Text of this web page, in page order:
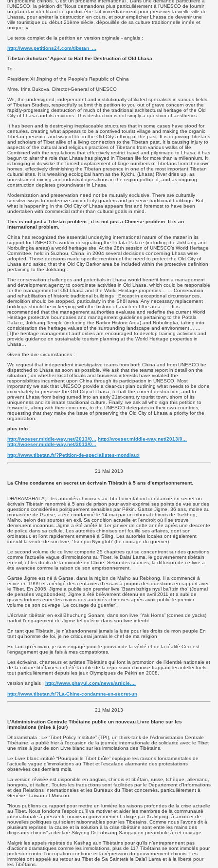
l’UNESCO, la pétition dit “Nous demandons plus particulièrement à l’UNESCO de fournir
un plan clair identifiant ce qui doit être fait immédiatement pour préserver la vieille ville de
Lhassa, pour arrêter la destruction en cours, et pour empêcher Lhassa de devenir une
ville touristique du début 21ème siècle, dépouillée de sa culture traditionnelle innée et
unique. »
Le texte complet de la pétition en version orginale - anglais :
http://www.petitions24.com/tibetan_...
Tibetan Scholars’ Appeal to Halt the Destruction of Old Lhasa
To :
President Xi Jinping of the People’s Republic of China
Mme. Irina Bukova, Director-General of UNESCO
We, the undersigned, independent and institutionally-affiliated specialists in various fields
of Tibetan Studies, respectfully submit this petition to you out of grave concern over the
rapidly-progressing destruction of much of the traditional architectural heritage of the Old
City of Lhasa and its environs. This destruction is not simply a question of aesthetics :
It has been and is destroying irreplaceable structures that in some cases have stood for
centuries, creating what appears to be a contrived tourist village and making the organic
Tibetan presence and way of life in the Old City a thing of the past. It is depriving Tibetans
and scholars of Tibet alike of a living connection to the Tibetan past. It is causing injury to
aspects of the cultural and religious practices of Tibetans from various walks of life.
Combined with the regulations that effectively restrict travel and pilgrimage to Lhasa, it has
begun to alter the role that Lhasa has played in Tibetan life for more than a millennium. It
is bringing in its wake the forced displacement of large numbers of Tibetans from their own
homes, effectively diminishing the Tibetan presence in one of the most important Tibetan
cultural sites. It is wreaking ecological harm as the Kyichu (Lhasa) River dries up, as
unrestrained mining and industrial operations in the region pollute it, and as ongoing
construction depletes groundwater in Lhasa.
Modernization and preservation need not be mutually exclusive. There are culturally
sensitive ways to modernize ancient city quarters and preserve traditional buildings. But
what is happening in the Old City of Lhasa appears first and foremost to have been
undertaken with commercial rather than cultural goals in mind.
This is not just a Tibetan problem ; it is not just a Chinese problem. It is an
international problem.
China has recognized the essential underlying international nature of the matter in its
support for UNESCO’s work in designating the Potala Palace (including the Jokhang and
Norbulingka areas) a world heritage site. At the 28th session of UNESCO’s World Heritage
Committee, held in Suzhou, China, in 2004 several decisions concerning Lhasa were
adopted. Those decisions made specific mention of the need to protect the Old City of
Lhasa and asked that the Old City Barkor area be included within the protective definition
pertaining to the Jokhang :
The conservation challenges and potentials in Lhasa would benefit from a management
and development agency to coordinate activities in Old Lhasa, which could be responsible
for the management of Old Lhasa and the World Heritage properties… … Conservation
and rehabilitation of historic traditional buildings : Except in exceptional circumstances,
demolition should be stopped, particularly in the Shöl area. Any necessary replacement
buildings should be in keeping with the historic character of the area… …It is
recommended that the management authorities evaluate and redefine the current World
Heritage protective boundaries and management guidelines pertaining to the Potala
Palace, Jokhang Temple (including the Barkor Historic Area) and Nobulingka, taking into
consideration the heritage values of the surrounding landscape and environment… …
[T]he heritage management authorities are encouraged to develop training activities and
provide guidance on sustainable tourism planning at the World Heritage properties in
Lhasa…
Given the dire circumstances :
We request that independent investigative teams from both China and from UNESCO be
dispatched to Lhasa as soon as possible. We ask that the teams report in detail on the
situation ; on whether local officials and business interests have violated the
responsibilities incumbent upon China through its participation in UNESCO. Most
importantly we ask that UNESCO provide a clear-cut plan outlining what needs to be done
immediately to preserve the Old City of Lhasa, to halt the current destruction, and to
prevent Lhasa from being turned into an early 21st-century tourist town, shorn of its
uniqueness and its innate traditional culture. Finally, we ask all who sign this petition to
forward it, along with their concerns, to the UNESCO delegates in their own countries,
requesting that they make the issue of preserving the Old City of Lhasa a priority for the
organization.
plus info :
http://woeser.middle-way.net/2013/0...
http://woeser.middle-way.net/2013/0...
http://woeser.middle-way.net/2013/0...
http://www.tibetan.fr/?Petition-de-specialistes-mondiaux
21 Mai 2013
La Chine condamne en secret un écrivain Tibétain à 5 ans d’emprisonnement.
DHARAMSHALA, : les autorités chinoises au Tibet oriental ont condamné en secret un
écrivain Tibétain renommé à 5 ans de prison pour avoir exprimé ses points de vue sur des
questions considérées politiquement sensibles par Pékin. Gartse Jigme, 36 ans, moine au
monastère de Gartse, a été condamné le 14 mai par un tribunal chinois de Tsekhog,
Malho, selon des sources en exil. Sa condition actuelle et l’endroit où il se trouve
demeurent inconnus. Jigme a été arrêté le 1er janvier de cette année après une descente
de police dans sa cellule. Les autorités chinoises ont fouillé ses affaires, dont son
ordinateur, et l’ont rapidement emmené à Siling. Les autorités locales ont également
interdit la vente de son livre, ‘Tsenpoi Nyingtob’ (Le courage du guerrier).
Le second volume de ce livre comporte 25 chapitres qui se concentrent sur des questions
comme l’actuelle vague d’immolations au Tibet, le Dalaï Lama, le gouvernement tibétain
en exil, et les droits de la minorité en Chine. Selon des sources, la diffusion de ce livre a
été avancée comme la raison de son emprisonnement.
Gartse Jigme est né à Gartse, dans la région de Malho au Rebkong. Il a commencé à
écrire en 1999 et a rédigé des centaines d’essais à propos des questions en rapport avec
le Tibet. En 2005, Jigme a publié son premier livre ‘Bsam bzhigs nyul ba’i zin tho’ (Journal
de pensées vagabondes). Jigme a été brièvement détenu en avril 2011 et a subi de
graves tortures entre les mains des autorités chinoises après avoir publié le premier
volume de son ouvrage “Le courage du guerrier”.
L’écrivain tibétain en exil Bhuchung Sonam, dans son livre “Yak Horns” (cornes de yacks)
traduit l’engagement de Jigme tel qu’écrit dans son livre interdit :
En tant que Tibétain, je n’abandonnerai jamais la lutte pour les droits de mon peuple En
tant qu’homme de foi, je ne critiquerai jamais le chef de ma religion
En tant qu’écrivain, je suis engagé pour le pouvoir de la vérité et de la réalité Ceci est
l’engagement que je fais à mes compatriotes.
Les écrivains, chanteurs et artistes Tibétains qui font la promotion de l’identité nationale et
de la culture tibétaines ont été la cible de la répression chinoise frappant les intellectuels,
tout particulièrement depuis les jeux Olympiques de Pékin en 2008.
version anglais : http://www.phayul.com/news/article....
http://www.tibetan.fr/?La-Chine-condamne-en-secret-un
21 Mai 2013
L’Administration Centrale Tibétaine publie un nouveau Livre blanc sur les
immolations (mise à jour)
Dharamshala : Le “Tibet Policy Institute” (TPI), un think-tank de l’Administration Centrale
Tibétaine, a publié hier à l’occasion de la journée internationale de solidarité avec le Tibet
une mise à jour de son Livre blanc sur les immolations des Tibétains.
Le Livre blanc intitulé “Pourquoi le Tibet brûle” explique les raisons fondamentales de
l’actuelle vague d’immolations au Tibet et l’escalade alarmante des protestations
observées ces derniers mois.
La version révisée est disponible en anglais, chinois et tibétain, russe, tchèque, allemand,
hongrois, et italien. Toutes les traductions sont facilitées par le Département d’Informations
et des Relations Internationales et les Bureaux du Tibet concernés, particulièrement à
Genève, Taïwan et Moscou.
“Nous publions ce rapport pour mettre en lumière les raisons profondes de la crise actuelle
au Tibet. Nous fondons l’espoir qu’il va motiver et aider les membres de la communauté
internationale à presser le nouveau gouvernement, dirigé par Xi Jinping, à amorcer de
nouvelles politiques qui soient raisonnables pour les Tibétains. Comme nous l’avons dit à
plusieurs reprises, la cause et la solution à la crise tibétaine sont entre les mains des
dirigeants chinois” a déclaré Sikyong Dr Lobsang Sangay en préambule à cet ouvrage.
Malgré les appels répétés du Kashag aux Tibétains pour qu’ils n’entreprennent pas
d’actions dramatiques comme les immolations, plus de 117 Tibétains se sont immolés pour
protester contre l’occupation continue et la répression du gouvernement chinois. Les
immolés ont appelé au retour au Tibet de Sa Sainteté le Dalaï Lama et à la liberté pour
les Tibétains.